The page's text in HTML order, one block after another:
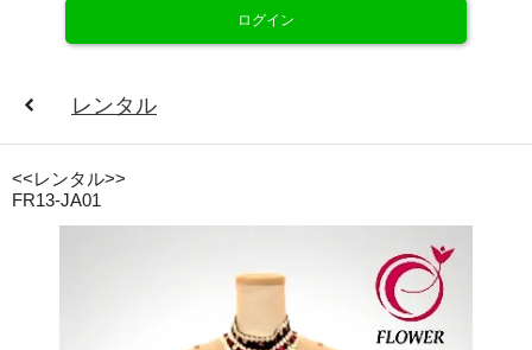
ログイン
レンタル
<<レンタル>>
FR13-JA01